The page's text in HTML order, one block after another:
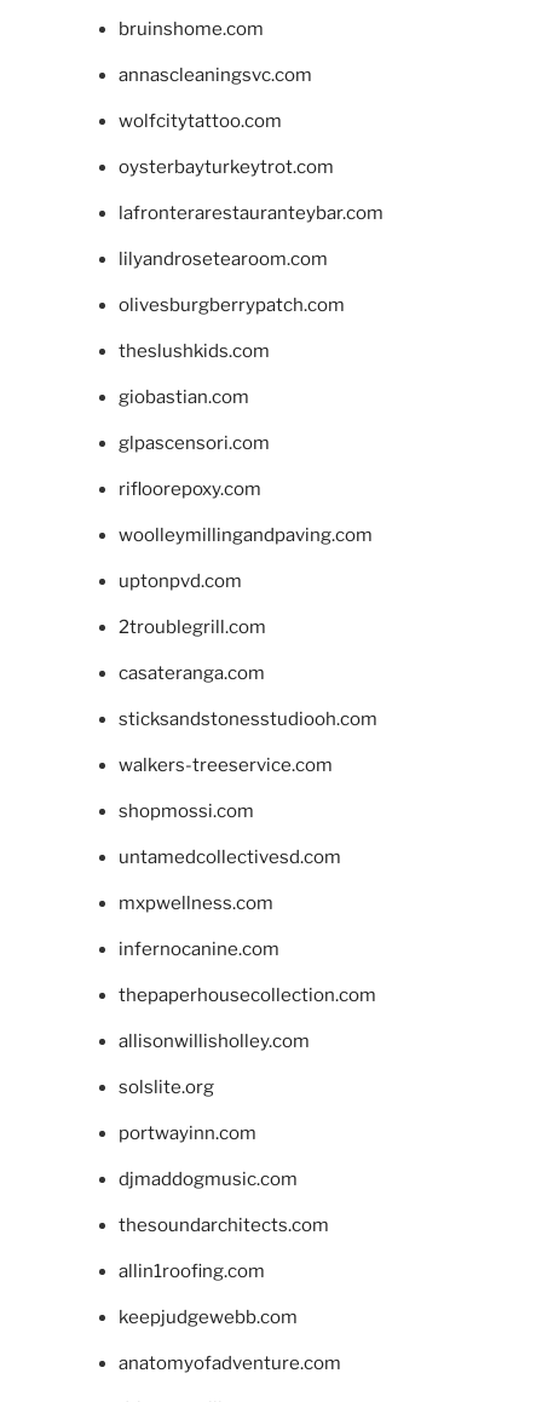
bruinshome.com
annascleaningsvc.com
wolfcitytattoo.com
oysterbayturkeytrot.com
lafronterarestauranteybar.com
lilyandrosetearoom.com
olivesburgberrypatch.com
theslushkids.com
giobastian.com
glpascensori.com
rifloorepoxy.com
woolleymillingandpaving.com
uptonpvd.com
2troublegrill.com
casateranga.com
sticksandstonesstudiooh.com
walkers-treeservice.com
shopmossi.com
untamedcollectivesd.com
mxpwellness.com
infernocanine.com
thepaperhousecollection.com
allisonwillisholley.com
solslite.org
portwayinn.com
djmaddogmusic.com
thesoundarchitects.com
allin1roofing.com
keepjudgewebb.com
anatomyofadventure.com